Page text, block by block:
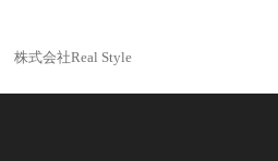
株式会社Real Style